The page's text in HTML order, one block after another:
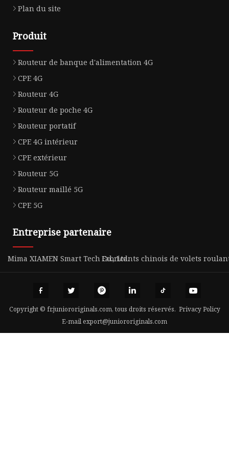
Plan du site
Produit
Routeur de banque d'alimentation 4G
CPE 4G
Routeur 4G
Routeur de poche 4G
Routeur portatif
CPE 4G intérieur
CPE extérieur
Routeur 5G
Routeur maillé 5G
CPE 5G
Entreprise partenaire
Mima XIAMEN Smart Tech Co., Ltd.Fabricants chinois de volets
Copyright © fr.juniororiginals.com, tous droits réservés. Privacy Policy
E-mailexport@juniororiginals.com